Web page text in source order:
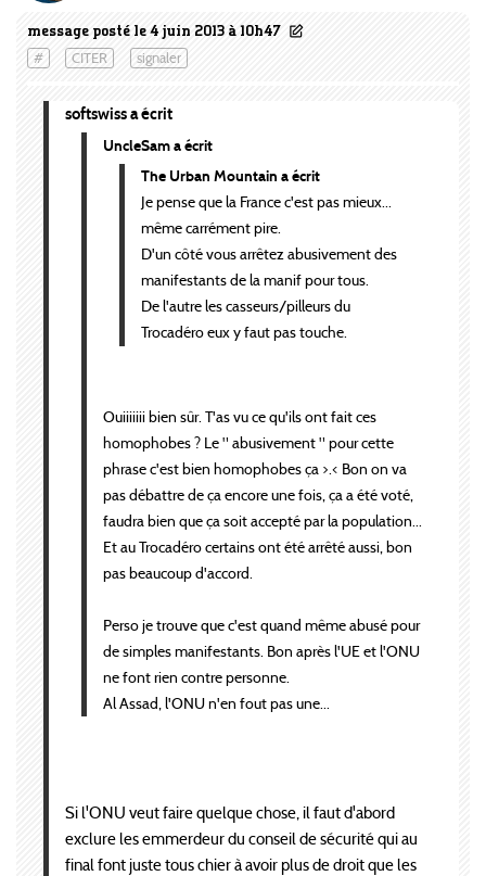
message posté le 4 juin 2013 à 10h47
# CITER signaler
softswiss a écrit
UncleSam a écrit
The Urban Mountain a écrit
Je pense que la France c'est pas mieux...
même carrément pire.
D'un côté vous arrêtez abusivement des
manifestants de la manif pour tous.
De l'autre les casseurs/pilleurs du
Trocadéro eux y faut pas touche.
Ouiiiiiii bien sûr. T'as vu ce qu'ils ont fait ces
homophobes ? Le " abusivement " pour cette
phrase c'est bien homophobes ça >.< Bon on va
pas débattre de ça encore une fois, ça a été voté,
faudra bien que ça soit accepté par la population...
Et au Trocadéro certains ont été arrêté aussi, bon
pas beaucoup d'accord.
Perso je trouve que c'est quand même abusé pour
de simples manifestants. Bon après l'UE et l'ONU
ne font rien contre personne.
Al Assad, l'ONU n'en fout pas une...
Si l'ONU veut faire quelque chose, il faut d'abord
exclure les emmerdeur du conseil de sécurité qui au
final font juste tous chier à avoir plus de droit que les